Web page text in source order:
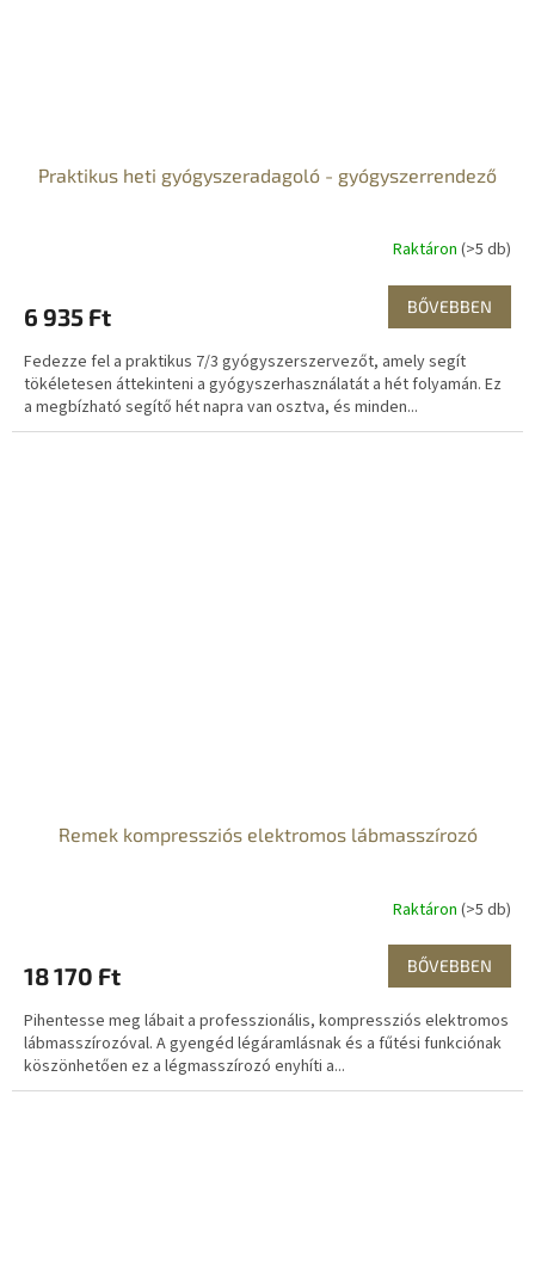
Praktikus heti gyógyszeradagoló - gyógyszerrendező
Raktáron (>5 db)
6 935 Ft BŐVEBBEN
Fedezze fel a praktikus 7/3 gyógyszerszervezőt, amely segít
tökéletesen áttekinteni a gyógyszerhasználatát a hét folyamán. Ez
a megbízható segítő hét napra van osztva, és minden...
Remek kompressziós elektromos lábmasszírozó
Raktáron (>5 db)
18 170 Ft BŐVEBBEN
Pihentesse meg lábait a professzionális, kompressziós elektromos
lábmasszírozóval. A gyengéd légáramlásnak és a fűtési funkciónak
köszönhetően ez a légmasszírozó enyhíti a...